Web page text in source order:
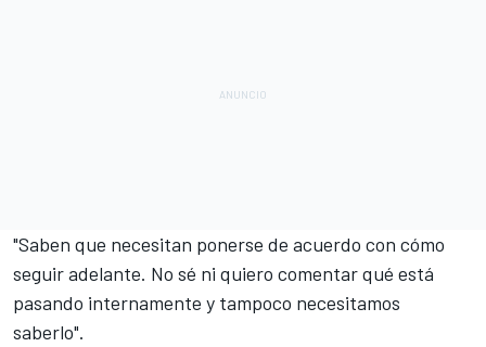
"Saben que necesitan ponerse de acuerdo con cómo
seguir adelante. No sé ni quiero comentar qué está
pasando internamente y tampoco necesitamos
saberlo".